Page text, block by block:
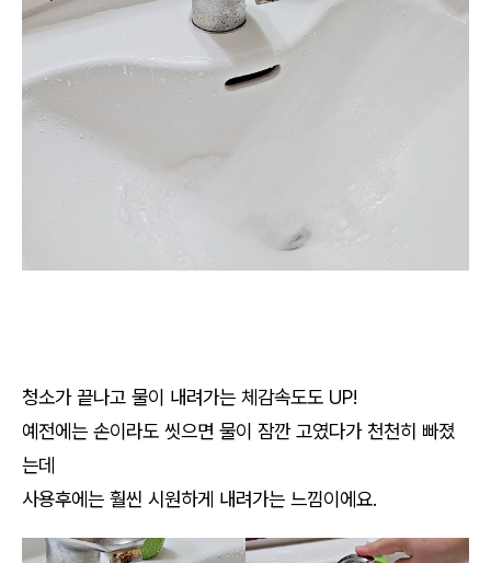
청소가 끝나고 물이 내려가는 체감속도도 UP!
예전에는 손이라도 씻으면 물이 잠깐 고였다가 천천히 빠졌
는데
사용후에는 훨씬 시원하게 내려가는 느낌이에요.